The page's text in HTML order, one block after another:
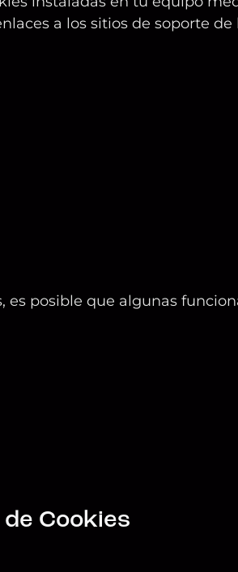
a los sitios de soporte
es posible que algunas
Cookies